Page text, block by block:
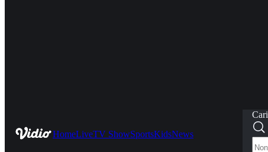
HomeLiveTV ShowSportsKidsNews
Cari